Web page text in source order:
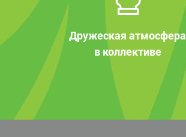
Дружеская атмосфера
в коллективе